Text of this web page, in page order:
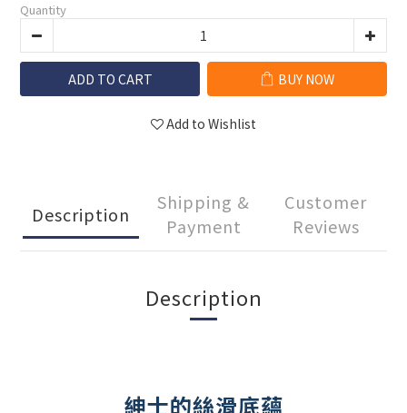
Quantity
ADD TO CART BUY NOW
Add to Wishlist
Description
Shipping &
Payment
Customer
Reviews
Description
紳士的絲滑底蘊